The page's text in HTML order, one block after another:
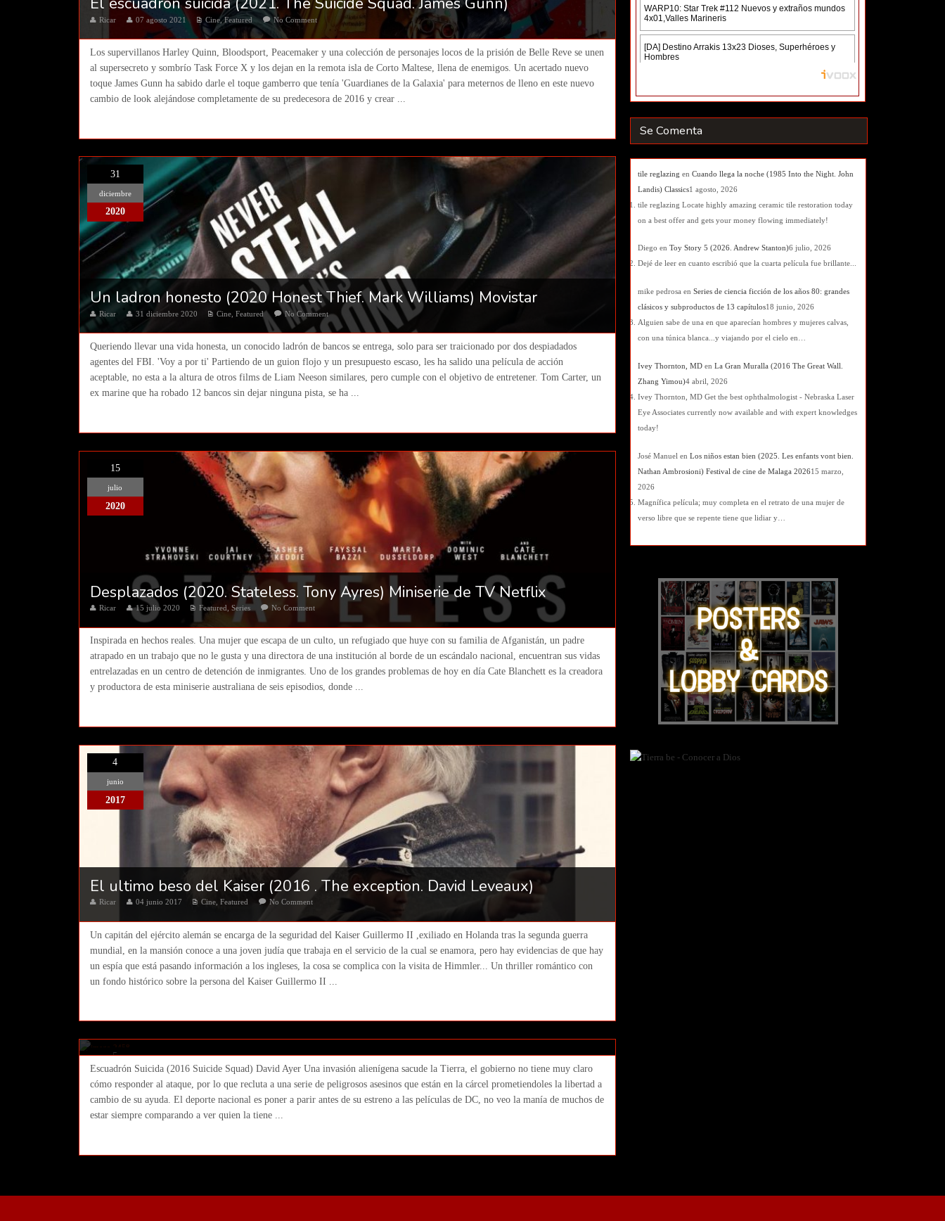
Ricar 07 agosto 2021 Cine,Featured No Comment
Los supervillanos Harley Quinn, Bloodsport, Peacemaker y una colección de personajes locos de la prisión de Belle Reve se unen
al supersecreto y sombrío Task Force X y los dejan en la remota isla de Corto Maltese, llena de enemigos. Un acertado nuevo
toque James Gunn ha sabido darle el toque gamberro que tenía 'Guardianes de la Galaxia' para meternos de lleno en este nuevo
cambio de look alejándose completamente de su predecesora de 2016 y crear ...
31
diciembre
2020
Un ladron honesto (2020 Honest Thief. Mark Williams) Movistar
Ricar 31 diciembre 2020 Cine ,Featured No Comment
Queriendo llevar una vida honesta, un conocido ladrón de bancos se entrega, solo para ser traicionado por dos despiadados
agentes del FBI. 'Voy a por ti' Partiendo de un guion flojo y un presupuesto escaso, les ha salido una película de acción
aceptable, no esta a la altura de otros films de Liam Neeson similares, pero cumple con el objetivo de entretener. Tom Carter, un
ex marine que ha robado 12 bancos sin dejar ninguna pista, se ha ...
15
julio
2020
Desplazados (2020. Stateless. Tony Ayres) Miniserie de TV Netflix
Ricar 15 julio 2020 Featured ,Series No Comment
Inspirada en hechos reales. Una mujer que escapa de un culto, un refugiado que huye con su familia de Afganistán, un padre
atrapado en un trabajo que no le gusta y una directora de una institución al borde de un escándalo nacional, encuentran sus vidas
entrelazadas en un centro de detención de inmigrantes. Uno de los grandes problemas de hoy en día Cate Blanchett es la creadora
y productora de esta miniserie australiana de seis episodios, donde ...
4
junio
2017
El ultimo beso del Kaiser (2016 . The exception. David Leveaux)
Ricar 04 junio 2017 Cine ,Featured No Comment
Un capitán del ejército alemán se encarga de la seguridad del Kaiser Guillermo II ,exiliado en Holanda tras la segunda guerra
mundial, en la mansión conoce a una joven judía que trabaja en el servicio de la cual se enamora, pero hay evidencias de que hay
un espía que está pasando información a los ingleses, la cosa se complica con la visita de Himmler... Un thriller romántico con
un fondo histórico sobre la persona del Kaiser Guillermo II ...
5
2016
Escuadrón Suicida (2016 Suicide Squad) David Ayer
Escuadrón Suicida (2016 Suicide Squad) David Ayer Una invasión alienígena sacude la Tierra, el gobierno no tiene muy claro
cómo responder al ataque, por lo que recluta a una serie de peligrosos asesinos que están en la cárcel prometiendoles la libertad a
cambio de su ayuda. El deporte nacional es poner a parir antes de su estreno a las películas de DC, no veo la manía de muchos de
estar siempre comparando a ver quien la tiene ...
Se Comenta
tile reglazing en Cuando llega la noche (1985 Into the Night. John
Landis) Classics1 agosto, 2026
tile reglazing Locate highly amazing ceramic tile restoration today
on a best offer and gets your money flowing immediately!
Diego en Toy Story 5 (2026. Andrew Stanton)6 julio, 2026
Dejé de leer en cuanto escribió que la cuarta película fue brillante...
mike pedrosa en Series de ciencia ficción de los años 80: grandes
clásicos y subproductos de 13 capítulos18 junio, 2026
Alguien sabe de una en que aparecían hombres y mujeres calvas,
con una túnica blanca...y viajando por el cielo en…
Ivey Thornton, MD en La Gran Muralla (2016 The Great Wall.
Zhang Yimou)4 abril, 2026
Ivey Thornton, MD Get the best ophthalmologist - Nebraska Laser
Eye Associates currently now available and with expert knowledges
today!
José Manuel en Los niños estan bien (2025. Les enfants vont bien.
Nathan Ambrosioni) Festival de cine de Malaga 202615 marzo,
2026
Magnífica película; muy completa en el retrato de una mujer de
verso libre que se repente tiene que lidiar y…